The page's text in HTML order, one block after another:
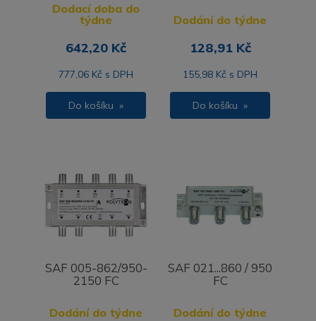
Dodací doba do
týdne
642,20 Kč
777,06 Kč s DPH
Do košíku »
Dodání do týdne
128,91 Kč
155,98 Kč s DPH
Do košíku »
SAF 005-862/950-
2150 FC
Dodání do týdne
SAF 021...860 / 950
FC
Dodání do týdne